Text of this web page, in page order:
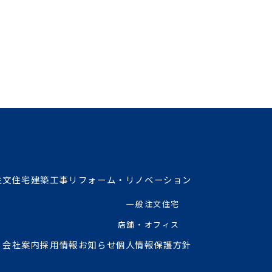
住宅建築工事リフォーム・リノベーション
一般注文住宅
店舗・オフィス
会社案内採用情報お知らせ個人情報保護方針